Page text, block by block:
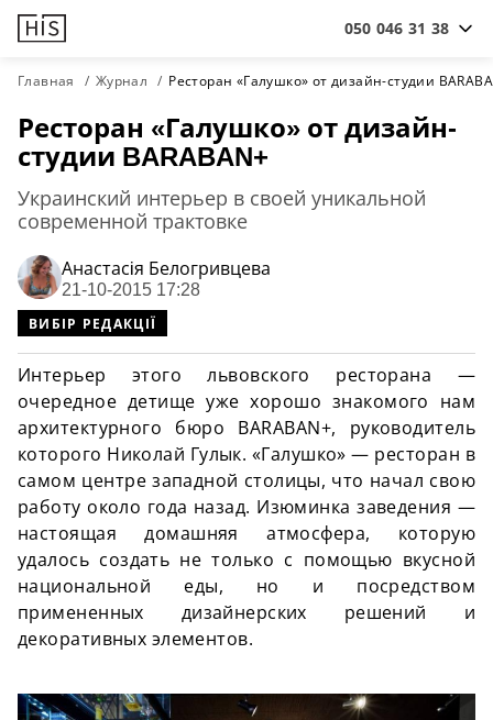
050 046 31 38
Главная Журнал Ресторан «Галушко» от дизайн-студии
Ресторан «Галушко» от дизайн-
студии BARABAN+
Украинский интерьер в своей уникальной
современной трактовке
Анастасiя Белогривцева
21-10-2015 17:28
ВИБІР РЕДАКЦІЇ
Интерьер этого львовского ресторана —
очередное детище уже хорошо знакомого нам
архитектурного бюро BARABAN+, руководитель
которого Николай Гулык. «Галушко» — ресторан в
самом центре западной столицы, что начал свою
работу около года назад. Изюминка заведения —
настоящая домашняя атмосфера, которую
удалось создать не только с помощью вкусной
национальной еды, но и посредством
примененных дизайнерских решений и
декоративных элементов.